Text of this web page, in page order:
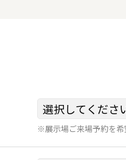
※展示場ご来場予約を希